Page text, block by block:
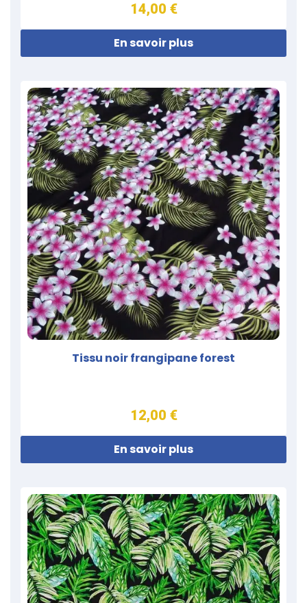
14,00 €
En savoir plus
Tissu noir frangipane forest
12,00 €
En savoir plus